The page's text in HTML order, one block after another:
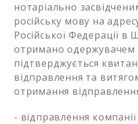
нотаріально
російську мову на
Російської Федерації в
отримано одержувачем
підтверджується
відправлення та
отримання
- відправлення